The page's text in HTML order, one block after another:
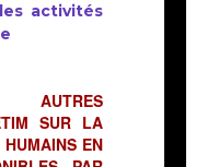
activités
SUR LA
EN